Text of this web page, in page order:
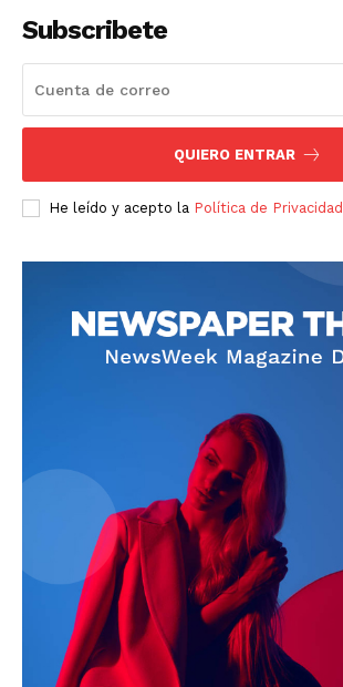
Subscribete
QUIERO ENTRAR
He leído y acepto la Política de Privacidad